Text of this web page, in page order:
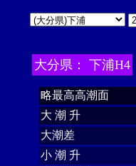
大分県： 下浦H4
略最高高潮面
大 潮 升
大潮差
小 潮 升